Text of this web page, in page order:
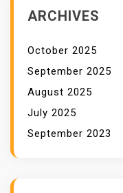
ARCHIVES
October 2025
September 2025
August 2025
July 2025
September 2023